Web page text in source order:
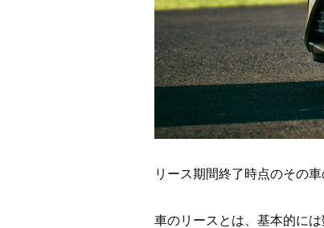
リース期間終了時点のその
車のリースとは、基本的に